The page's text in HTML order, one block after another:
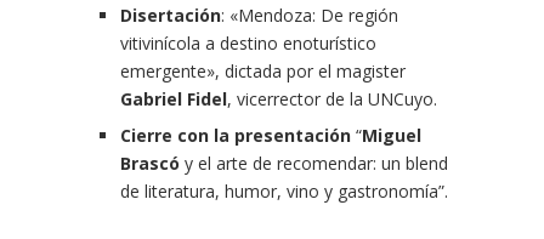
Disertación: «Mendoza: De región
vitivinícola a destino enoturístico
emergente», dictada por el magister
Gabriel Fidel, vicerrector de la UNCuyo.
Cierre con la presentación “Miguel
Brascó y el arte de recomendar: un blend
de literatura, humor, vino y gastronomía”.